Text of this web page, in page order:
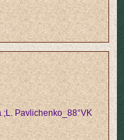
;L. Pavlichenko_88°VK